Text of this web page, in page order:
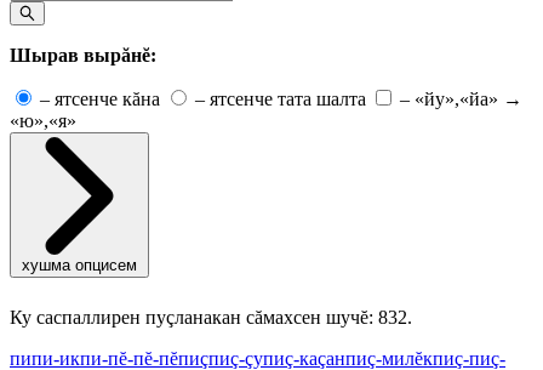
Шырав вырăнĕ:
– ятсенче кăна – ятсенче тата шалта – «йу»,«йа» →
«ю»,«я»
хушма опцисем
Ку саспаллирен пуçланакан сăмахсен шучĕ: 832.
пипи-икпи-пĕ-пĕ-пĕпиçпиç-çупиç-каçанпиç-милĕкпиç-пиç-